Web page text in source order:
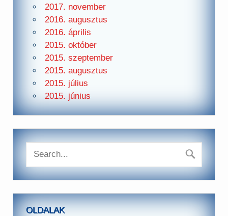
2017. november
2016. augusztus
2016. április
2015. október
2015. szeptember
2015. augusztus
2015. július
2015. június
OLDALAK